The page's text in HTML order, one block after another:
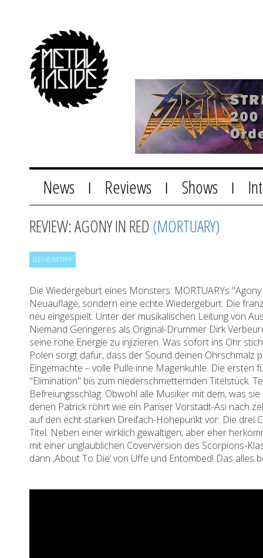
News Reviews Shows
REVIEW: AGONY IN RED (MORTUARY)
GEHEIMTIPP
Die Wiedergeburt eines Monsters: MORTUARYs
Neuauflage, sondern eine echte Wiedergeburt. Die
neu eingespielt. Unter der musikalischen Leitung von
Niemand Geringeres als Original-Drummer Dirk
seine rohe Energie zu injizieren. Was sofort ins Ohr
Polen sorgt dafür, dass der Sound deinen
Eingemachte – volle Pulle inne Magenkuhle. Die
"Elimination" bis zum niederschmetternden Titelstück.
Befreiungsschlag: Obwohl alle Musiker mit dem, was
denen Patrick röhrt wie ein Pariser Vorstadt-Asi nach
auf den echt starken Dreifach-Höhepunkt vor: Die drei
Titel. Neben einer wirklich gewaltigen, aber eher
mit einer unglaublichen Coverversion des Scorpions-
dann ,About To Die‘ von Uffe und Entombed! Das alles